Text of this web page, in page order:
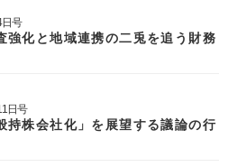
号
強化と地域連携の二兎を追う財務
日号
持株会社化」を展望する議論の行